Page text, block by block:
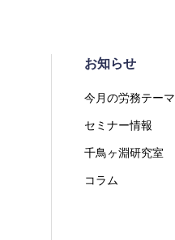
お知らせ
今月の労務テーマ
セミナー情報
千鳥ヶ淵研究室
コラム